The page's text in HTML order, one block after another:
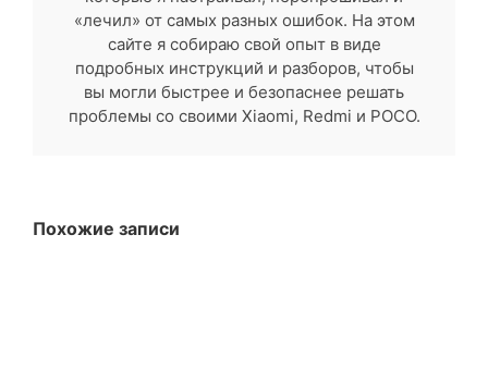
«лечил» от самых разных ошибок. На этом
сайте я собираю свой опыт в виде
подробных инструкций и разборов, чтобы
вы могли быстрее и безопаснее решать
проблемы со своими Xiaomi, Redmi и POCO.
Похожие записи